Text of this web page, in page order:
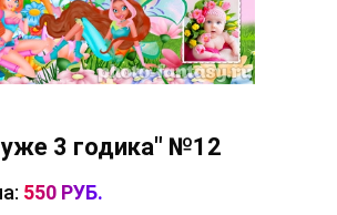
3 годика" №12
550 РУБ.